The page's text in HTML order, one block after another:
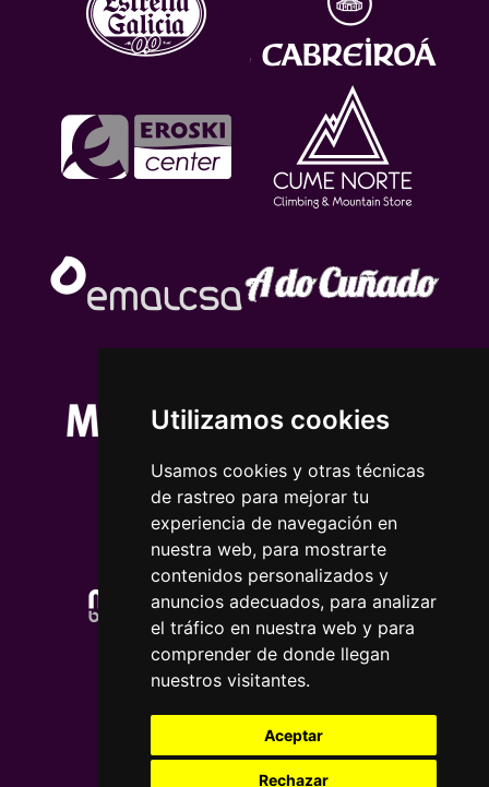
Utilizamos cookies
Usamos cookies y otras técnicas
de rastreo para mejorar tu
experiencia de navegación en
nuestra web, para mostrarte
contenidos personalizados y
anuncios adecuados, para analizar
el tráfico en nuestra web y para
comprender de donde llegan
nuestros visitantes.
Aceptar
Rechazar